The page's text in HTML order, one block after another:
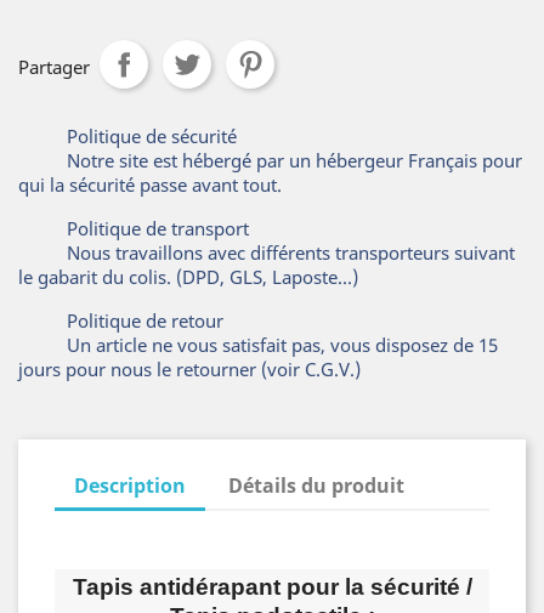
Partager
Politique de sécurité
Notre site est hébergé par un hébergeur Français pour
qui la sécurité passe avant tout.
Politique de transport
Nous travaillons avec différents transporteurs suivant
le gabarit du colis. (DPD, GLS, Laposte...)
Politique de retour
Un article ne vous satisfait pas, vous disposez de 15
jours pour nous le retourner (voir C.G.V.)
Description Détails du produit
Tapis antidérapant pour la sécurité /